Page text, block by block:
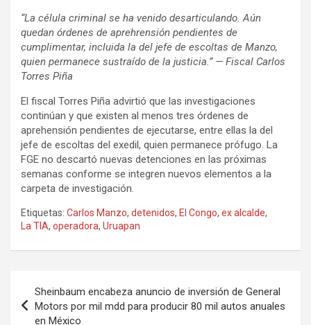
“La célula criminal se ha venido desarticulando. Aún
quedan órdenes de aprehrensión pendientes de
cumplimentar, incluida la del jefe de escoltas de Manzo,
quien permanece sustraído de la justicia.” — Fiscal Carlos
Torres Piña
El fiscal Torres Piña advirtió que las investigaciones
continúan y que existen al menos tres órdenes de
aprehensión pendientes de ejecutarse, entre ellas la del
jefe de escoltas del exedil, quien permanece prófugo. La
FGE no descartó nuevas detenciones en las próximas
semanas conforme se integren nuevos elementos a la
carpeta de investigación.
Etiquetas: Carlos Manzo, detenidos, El Congo, ex alcalde,
La TIA, operadora, Uruapan
de
Sheinbaum encabeza anuncio de inversión de General
Motors por mil mdd para producir 80 mil autos anuales
en México